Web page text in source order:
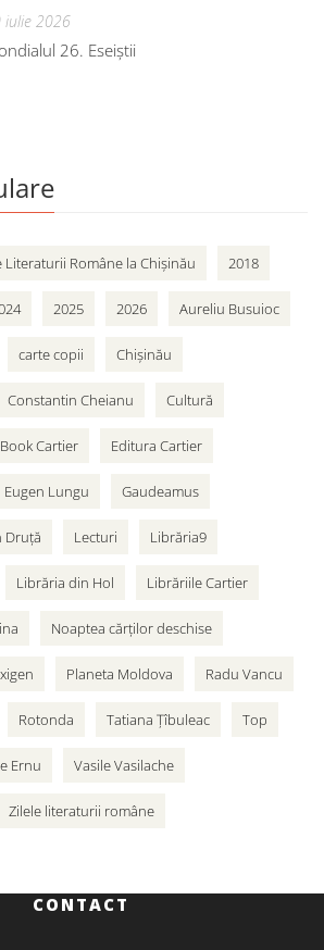
iulie 2026
26. Eseiștii
Literaturii Române la Chișinău 2018
2025 2026 Aureliu Busuioc
carte copii Chișinău
Constantin Cheianu Cultură
Cartier Editura Cartier
Eugen Lungu Gaudeamus
Druță Lecturi Librăria9
Librăria din Hol Librăriile Cartier
Noaptea cărților deschise
Planeta Moldova Radu Vancu
Rotonda Tatiana Țîbuleac Top
Ernu Vasile Vasilache
Zilele literaturii române
CONTACT